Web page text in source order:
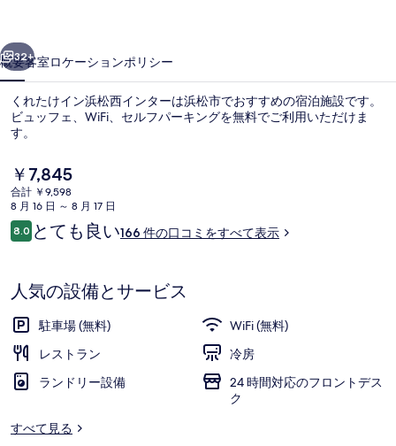
松
西
イ
ン
タ
ー
の
真
ャ
ラ
リ
ー
32+
概要客室ロケーションポリシー
くれたけイン浜松西インターは浜松市でおすすめの宿泊施設です。
ビュッフェ、WiFi、セルフパーキングを無料でご利用いただけま
す。
現
在
の
料
金
で
す
￥7,845
合計 ￥9,598
8 月 16 日 ～ 8 月 17 日
口
コ
8.010段階中8.0
とても良い166 件の口コミをすべて表示
人気の設備とサービス
駐車場 (無料)
WiFi (無料)
レストラン
冷房
ランドリー設備
24 時間対応のフロントデス
ク
すべて見る